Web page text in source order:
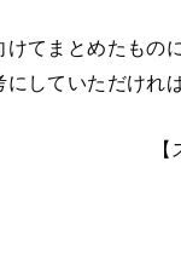
けてまとめたもの
にしていただけれ